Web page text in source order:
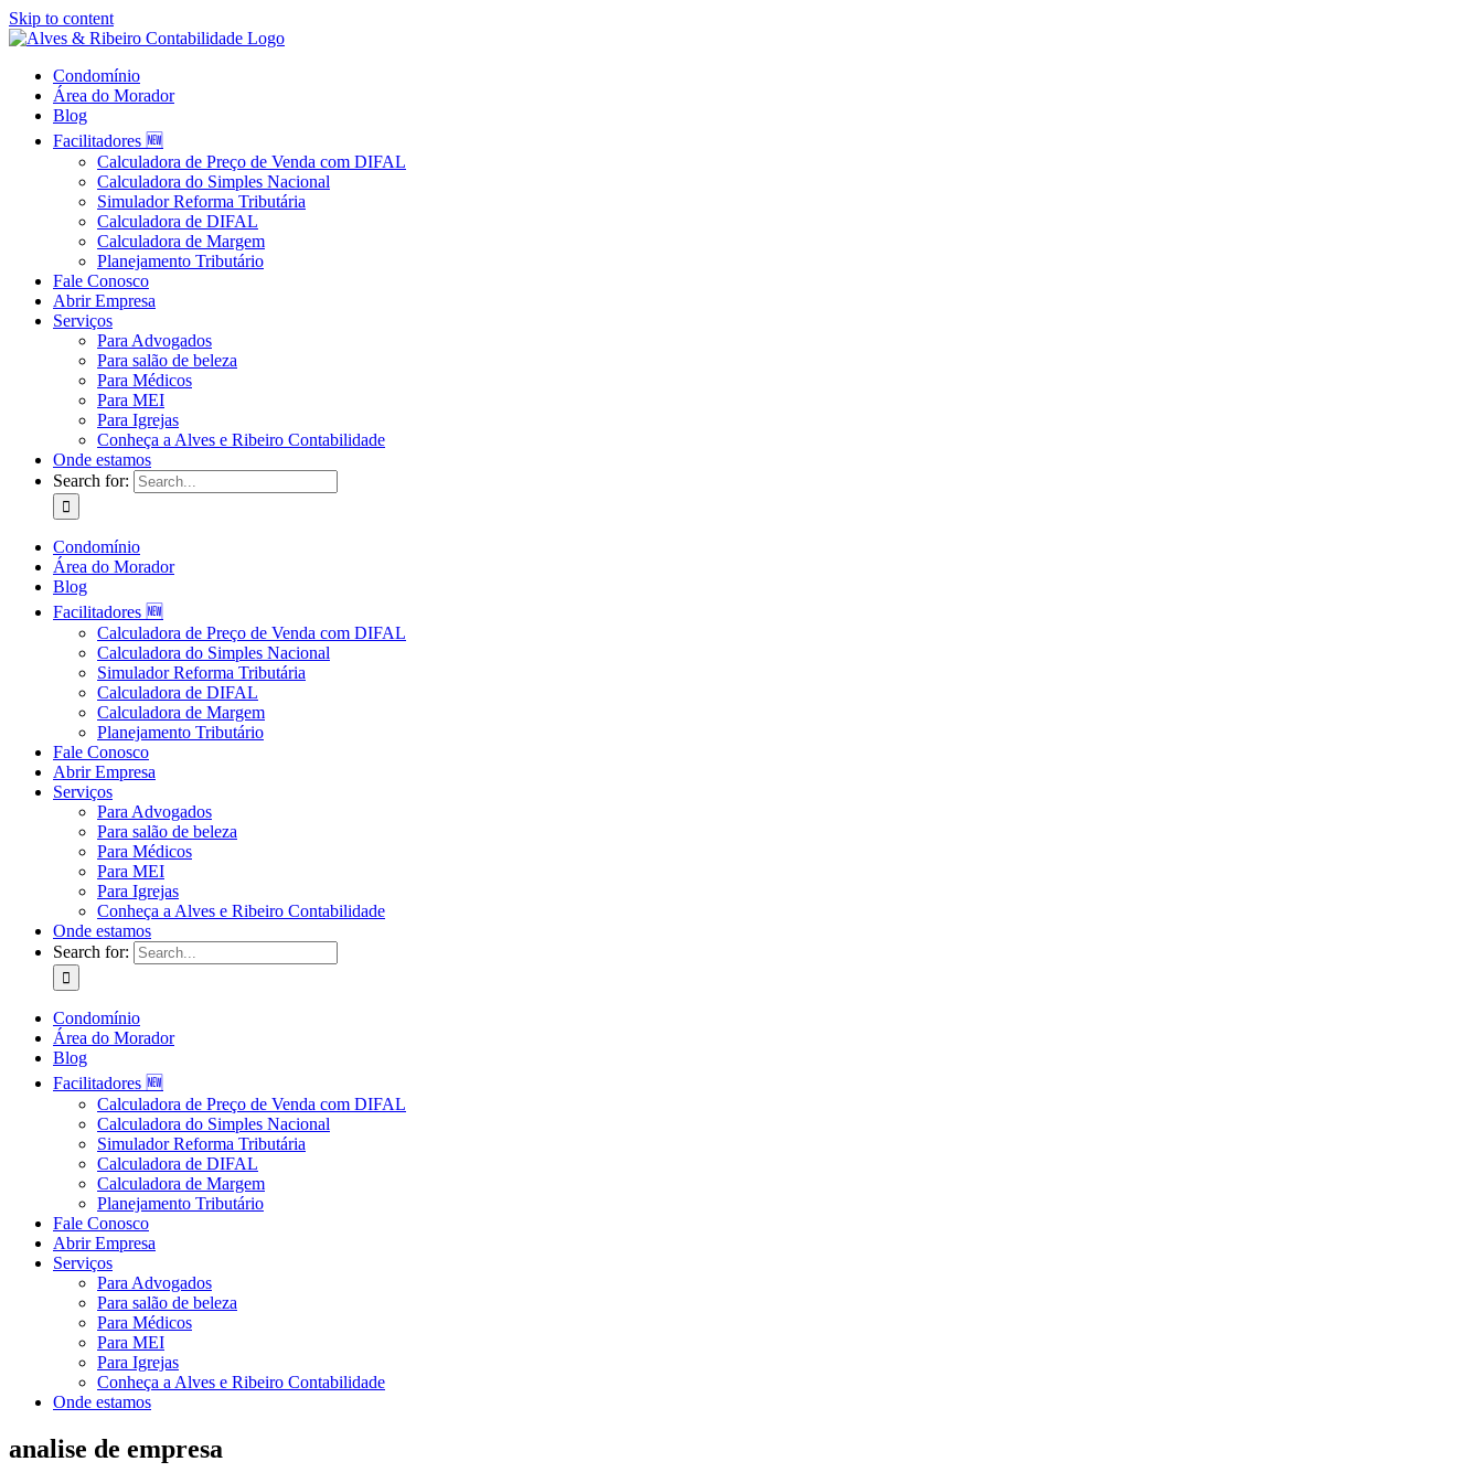
Skip to content
Condomínio
Área do Morador
Blog
Facilitadores 🆕
Calculadora de Preço de Venda com DIFAL
Calculadora do Simples Nacional
Simulador Reforma Tributária
Calculadora de DIFAL
Calculadora de Margem
Planejamento Tributário
Fale Conosco
Abrir Empresa
Serviços
Para Advogados
Para salão de beleza
Para Médicos
Para MEI
Para Igrejas
Conheça a Alves e Ribeiro Contabilidade
Onde estamos
Search for:
Condomínio
Área do Morador
Blog
Facilitadores 🆕
Calculadora de Preço de Venda com DIFAL
Calculadora do Simples Nacional
Simulador Reforma Tributária
Calculadora de DIFAL
Calculadora de Margem
Planejamento Tributário
Fale Conosco
Abrir Empresa
Serviços
Para Advogados
Para salão de beleza
Para Médicos
Para MEI
Para Igrejas
Conheça a Alves e Ribeiro Contabilidade
Onde estamos
Search for:
Condomínio
Área do Morador
Blog
Facilitadores 🆕
Calculadora de Preço de Venda com DIFAL
Calculadora do Simples Nacional
Simulador Reforma Tributária
Calculadora de DIFAL
Calculadora de Margem
Planejamento Tributário
Fale Conosco
Abrir Empresa
Serviços
Para Advogados
Para salão de beleza
Para Médicos
Para MEI
Para Igrejas
Conheça a Alves e Ribeiro Contabilidade
Onde estamos
analise de empresa